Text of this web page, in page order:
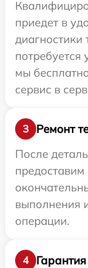
приедет в
диагностики
потребуется
мы
сервис в
3
Ремонт
После
выполнения
операции.
4
Гарантия